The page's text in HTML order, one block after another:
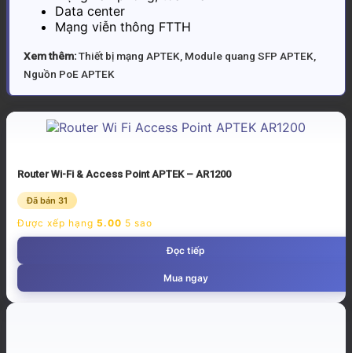
Data center
Mạng viễn thông FTTH
Xem thêm:Thiết bị mạng APTEK Module quang SFP APTEK
Nguồn PoE APTEK
Router Wi-Fi & Access Point APTEK – AR1200
Đã bán 31
Được xếp hạng 5.00 5 sao
Đọc tiếp
Mua ngay